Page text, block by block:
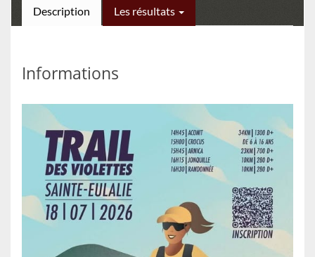
Description Les résultats
Informations